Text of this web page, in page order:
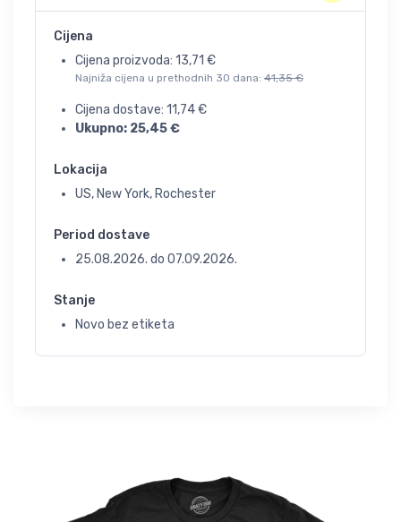
Cijena
Cijena proizvoda: 13,71 €
Najniža cijena u prethodnih 30 dana: 41,35 €
Cijena dostave: 11,74€
Ukupno: 25,45€
Lokacija
US, New York, Rochester
Period dostave
25.08.2026. do 07.09.2026.
Stanje
Novo bez etiketa